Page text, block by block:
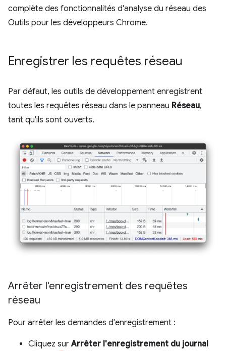
complète des fonctionnalités d'analyse du réseau des
Outils pour les développeurs Chrome.
Enregistrer les requêtes réseau
Par défaut, les outils de développement enregistrent
toutes les requêtes réseau dans le panneau Réseau,
tant qu'ils sont ouverts.
Arrêter l'enregistrement des requêtes
réseau
Pour arrêter les demandes d'enregistrement :
Cliquez surArrêter l'enregistrement du journal